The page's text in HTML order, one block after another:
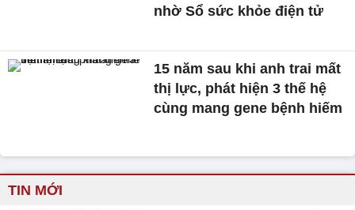
nhờ Sổ sức khỏe điện tử
15 năm sau khi anh trai mất
thị lực, phát hiện 3 thế hệ
cùng mang gene bệnh hiếm
TIN MỚI